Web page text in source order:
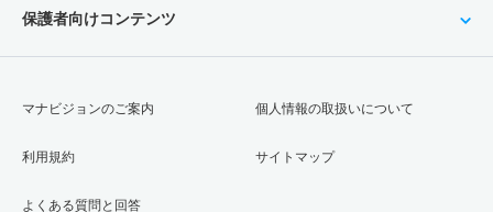
保護者向けコンテンツ
マナビジョンのご案内
利用規約
よくある質問と回答
個人情報の取扱いについて
サイトマップ